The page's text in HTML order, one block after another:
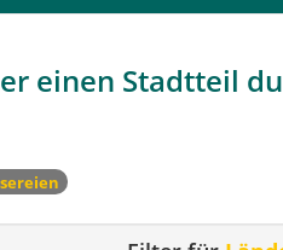
einen Stadtteil